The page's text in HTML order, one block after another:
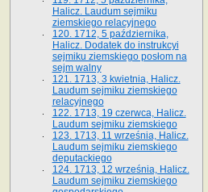
Halicz. Laudum sejmiku
ziemskiego relacyjnego
120. 1712, 5 października,
Halicz. Dodatek do instrukcyi
sejmiku ziemskiego posłom na
sejm walny
121. 1713, 3 kwietnia, Halicz.
Laudum sejmiku ziemskiego
relacyjnego
122. 1713, 19 czerwca, Halicz.
Laudum sejmiku ziemskiego
123. 1713, 11 września, Halicz.
Laudum sejmiku ziemskiego
deputackiego
124. 1713, 12 września, Halicz.
Laudum sejmiku ziemskiego